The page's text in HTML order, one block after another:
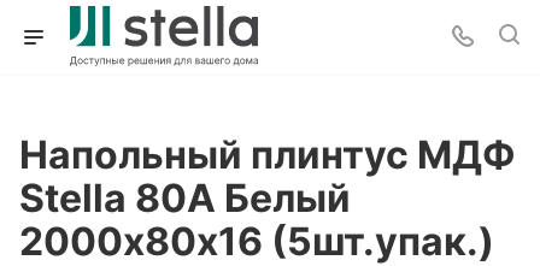
Напольный плинтус МДФ
Stella 80А Белый
2000х80х16 (5шт.упак.)